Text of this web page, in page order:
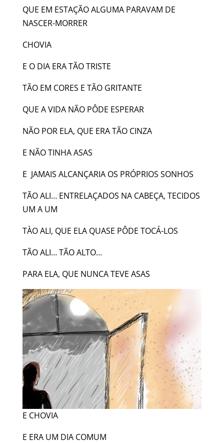
QUE EM ESTAÇÃO ALGUMA PARAVAM DE
NASCER-MORRER
CHOVIA
E O DIA ERA TÃO TRISTE
TÃO EM CORES E TÃO GRITANTE
QUE A VIDA NÃO PÔDE ESPERAR
NÃO POR ELA, QUE ERA TÃO CINZA
E NÃO TINHA ASAS
E JAMAIS ALCANÇARIA OS PRÓPRIOS SONHOS
TÃO ALI… ENTRELAÇADOS NA CABEÇA, TECIDOS
UM A UM
TÀO ALI, QUE ELA QUASE PÔDE TOCÁ-LOS
TÃO ALI… TÃO ALTO…
PARA ELA, QUE NUNCA TEVE ASAS
E CHOVIA
E ERA UM DIA COMUM